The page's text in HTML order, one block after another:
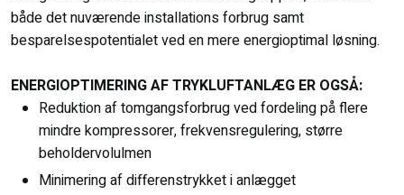
både det nuværende installations forbrug samt
besparelsespotentialet ved en mere energioptimal løsning.​​
ENERGIOPTIMERING AF TRYKLUFTANLÆG ER OGSÅ:
Reduktion af tomgangsforbrug ved fordeling på flere
mindre kompressorer, frekvensregulering, større
beholdervolulmen
Minimering af differenstrykket i anlægget​